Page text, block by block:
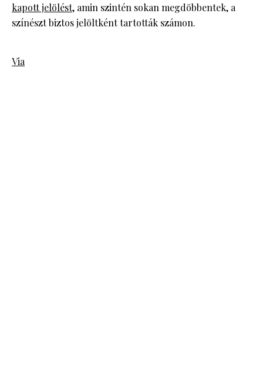
kapott jelölést, amin szintén sokan megdöbbentek, a
színészt biztos jelöltként tartották számon.
Via